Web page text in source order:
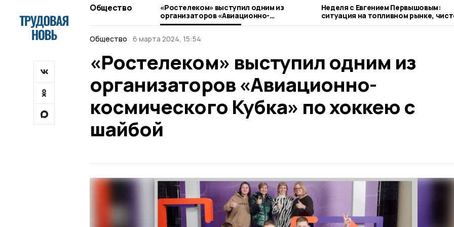
Общество
«Ростелеком» выступил одним из
организаторов «Авиационно-
космического Кубка» по хоккею с
Неделя с Евгением Первышовым:
ситуация на топливном рынке,
городе и приоритеты образования
Общество
6 марта 2024, 15:54
«Ростелеком» выступил одним из
организаторов «Авиационно-
космического Кубка» по хоккею с
шайбой